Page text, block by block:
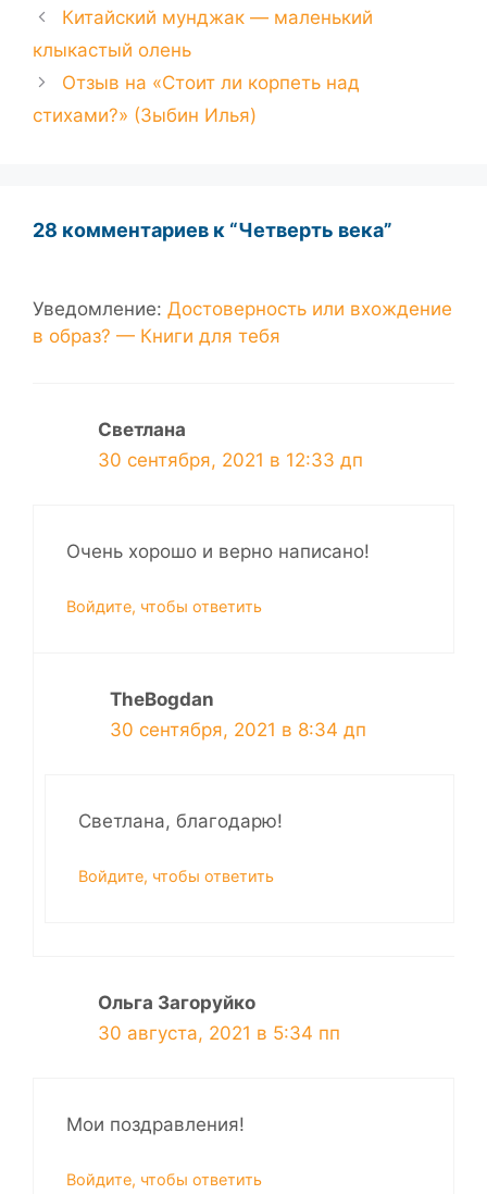
Китайский мунджак — маленький
клыкастый олень
Отзыв на «Стоит ли корпеть над
стихами?» (Зыбин Илья)
28 комментариев к “Четверть века”
Уведомление: Достоверность или вхождение
в образ? — Книги для тебя
Светлана
30 сентября, 2021 в 12:33 дп
Очень хорошо и верно написано!
Войдите, чтобы ответить
TheBogdan
30 сентября, 2021 в 8:34 дп
Светлана, благодарю!
Войдите, чтобы ответить
Ольга Загоруйко
30 августа, 2021 в 5:34 пп
Мои поздравления!
Войдите, чтобы ответить